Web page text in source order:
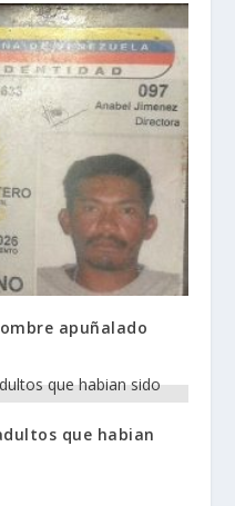
apuñalado
que habian